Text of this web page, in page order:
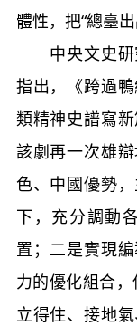
體性，把“總臺
中央文史研
指出，《跨過
類精神史譜寫
該劇再一次雄
色、中國優勢
下，充分調動
置；二是實現
力的優化組合
立得住、接地